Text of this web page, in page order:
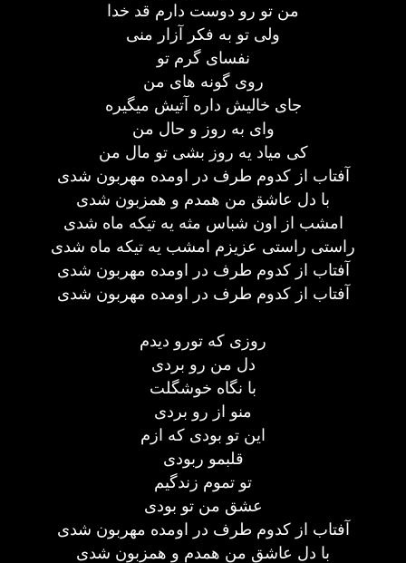
من تو رو دوست دارم قد خدا
ولی تو به فکر آزار منی
نفسای گرم تو
روی گونه های من
جای خالیش داره آتیش میگیره
وای به روز و حال من
کی میاد یه روز بشی تو مال من
آفتاب از کدوم طرف در اومده مهربون شدی
با دل عاشق من همدم و همزبون شدی
امشب از اون شباس مثه یه تیکه ماه شدی
راستی راستی عزیزم امشب یه تیکه ماه شدی
آفتاب از کدوم طرف در اومده مهربون شدی
آفتاب از کدوم طرف در اومده مهربون شدی
روزی که تورو دیدم
دل من رو بردی
با نگاه خوشگلت
منو از رو بردی
این تو بودی که ازم
قلبمو ربودی
تو تموم زندگیم
عشق من تو بودی
آفتاب از کدوم طرف در اومده مهربون شدی
با دل عاشق من همدم و همزبون شدی